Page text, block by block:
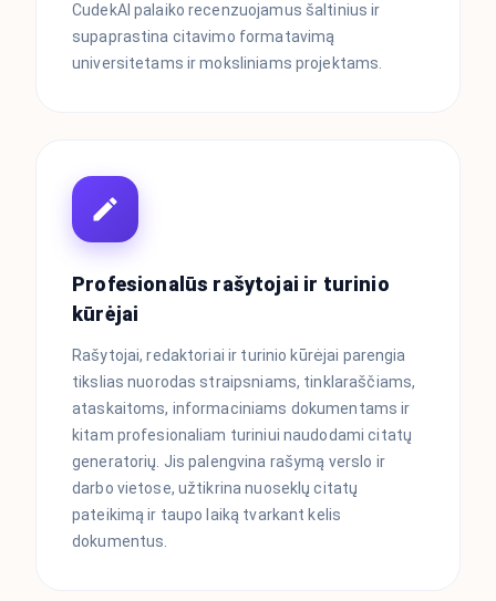
CudekAI palaiko recenzuojamus šaltinius ir
supaprastina citavimo formatavimą
universitetams ir moksliniams projektams.
Profesionalūs rašytojai ir turinio
kūrėjai
Rašytojai, redaktoriai ir turinio kūrėjai parengia
tikslias nuorodas straipsniams, tinklaraščiams,
ataskaitoms, informaciniams dokumentams ir
kitam profesionaliam turiniui naudodami citatų
generatorių. Jis palengvina rašymą verslo ir
darbo vietose, užtikrina nuoseklų citatų
pateikimą ir taupo laiką tvarkant kelis
dokumentus.